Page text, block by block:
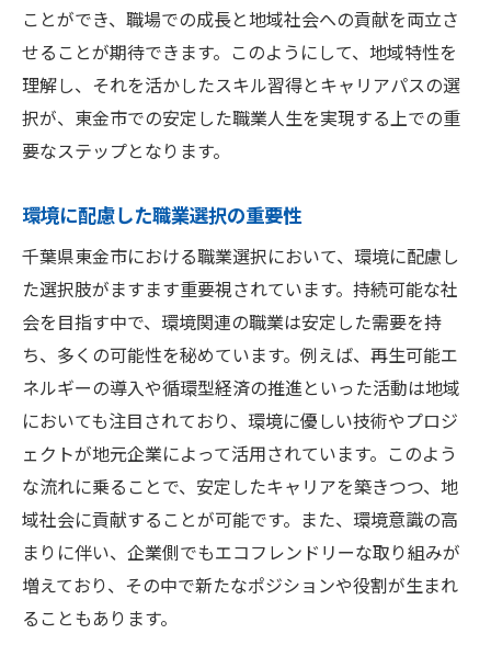
ことができ、職場での成長と地域社会への貢献を両立さ
せることが期待できます。このようにして、地域特性を
理解し、それを活かしたスキル習得とキャリアパスの選
択が、東金市での安定した職業人生を実現する上での重
要なステップとなります。
環境に配慮した職業選択の重要性
千葉県東金市における職業選択において、環境に配慮し
た選択肢がますます重要視されています。持続可能な社
会を目指す中で、環境関連の職業は安定した需要を持
ち、多くの可能性を秘めています。例えば、再生可能エ
ネルギーの導入や循環型経済の推進といった活動は地域
においても注目されており、環境に優しい技術やプロジ
ェクトが地元企業によって活用されています。このよう
な流れに乗ることで、安定したキャリアを築きつつ、地
域社会に貢献することが可能です。また、環境意識の高
まりに伴い、企業側でもエコフレンドリーな取り組みが
増えており、その中で新たなポジションや役割が生まれ
ることもあります。